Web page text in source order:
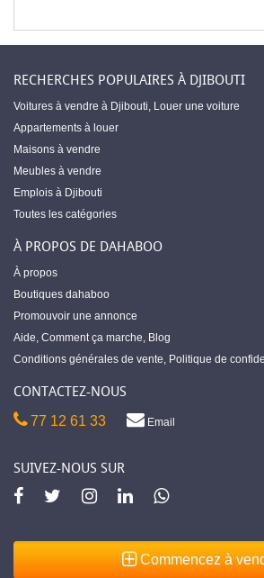
RECHERCHES POPULAIRES À DJIBOUTI
Voitures à vendre à Djibouti, Louer une voiture
Appartements à louer
Maisons à vendre
Meubles à vendre
Emplois à Djibouti
Toutes les catégories
À PROPOS DE DAHABOO
À propos
Boutiques dahaboo
Promouvoir une annonce
Aide, Comment ça marche, Blog
Conditions générales de vente, Politique de
CONTACTEZ-NOUS
77 12 61 33 Email
SUIVEZ-NOUS SUR
Commencez à